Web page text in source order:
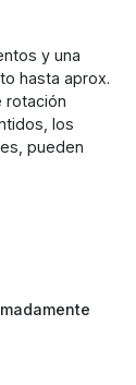
y una
hasta aprox.
rotación
los
pueden